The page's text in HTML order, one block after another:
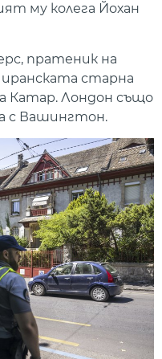
му колега Йохан
пратеник на
старна
Катар. Лондон също
с Вашингтон.